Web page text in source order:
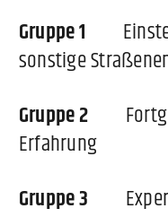
Gruppe 1
sonstige
Gruppe 2
Erfahrung
Gruppe 3